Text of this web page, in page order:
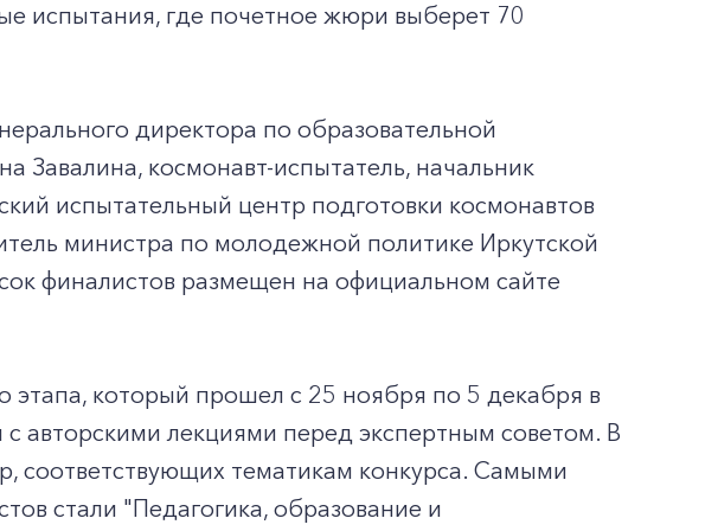
испытания, где почетное жюри выберет 70
директора по образовательной
космонавт-испытатель, начальник
испытательный центр подготовки космонавтов
министра по молодежной политике Иркутской
финалистов размещен на официальном сайте
который прошел с 25 ноября по 5 декабря в
авторскими лекциями перед экспертным советом. В
соответствующих тематикам конкурса. Самыми
стали "Педагогика, образование и